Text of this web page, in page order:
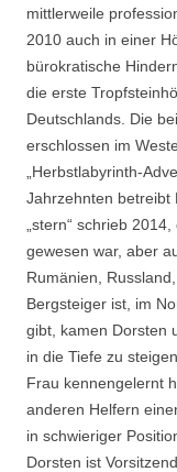
mittlerweile
2010 auch in einer
bürokratische
die erste
Deutschlands. Die
erschlossen im
„Herbstlabyrinth-
Jahrzehnten betreibt
„stern“ schrieb
gewesen war, aber
Rumänien,
Bergsteiger ist, im
gibt, kamen Dorsten
in die Tiefe zu
Frau kennengelernt
anderen Helfern
in schwieriger
Dorsten ist